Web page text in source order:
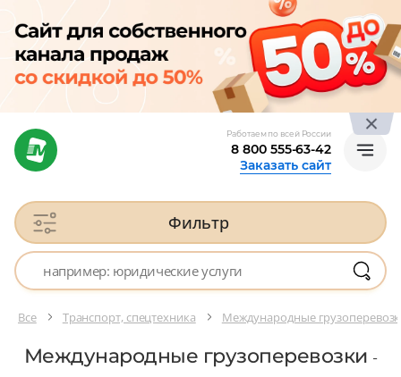
Работаем по всей России
8 800 555-63-42
Заказать сайт
Фильтр
Все Транспорт, спецтехника Международные
Международные грузоперевозки -